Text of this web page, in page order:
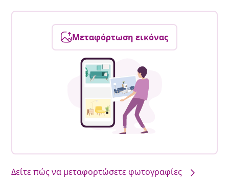
Μεταφόρτωση εικόνας
Δείτε πώς να μεταφορτώσετε φωτογραφίες